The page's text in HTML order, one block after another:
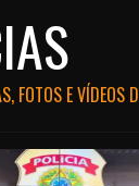
FOTOS E VÍDEOS